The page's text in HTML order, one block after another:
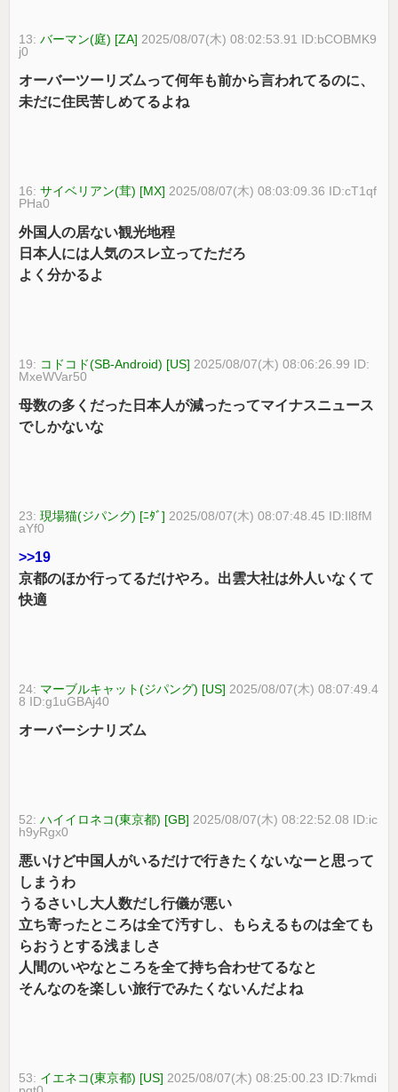
13:バーマン(庭) [ZA] 2025/08/07(木) 08:02:53.91 ID:bCOBMK9
j0
オーバーツーリズムって何年も前から言われてるのに、
未だに住民苦しめてるよね
16:サイベリアン(茸) [MX] 2025/08/07(木) 08:03:09.36 ID:cT1qf
PHa0
外国人の居ない観光地程
日本人には人気のスレ立ってただろ
よく分かるよ
19: コドコド(SB-Android) [US] 2025/08/07(木) 08:06:26.99 ID:
MxeWVar50
母数の多くだった日本人が減ったってマイナスニュース
でしかないな
23:現場猫(ジパング) [ﾆﾀﾞ] 2025/08/07(木) 08:07:48.45 ID:Il8fM
aYf0
>>19
京都のほか行ってるだけやろ。出雲大社は外人いなくて
快適
24: マーブルキャット(ジパング) [US] 2025/08/07(木) 08:07:49.4
8 ID:g1uGBAj40
オーバーシナリズム
52:ハイイロネコ(東京都) [GB] 2025/08/07(木) 08:22:52.08 ID:ic
h9yRgx0
悪いけど中国人がいるだけで行きたくないなーと思って
しまうわ
うるさいし大人数だし行儀が悪い
立ち寄ったところは全て汚すし、もらえるものは全ても
らおうとする浅ましさ
人間のいやなところを全て持ち合わせてるなと
そんなのを楽しい旅行でみたくないんだよね
53: イエネコ(東京都) [US] 2025/08/07(木) 08:25:00.23 ID:7kmdi